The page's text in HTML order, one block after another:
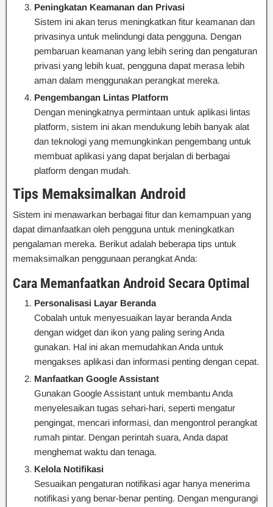
Peningkatan Keamanan dan Privasi
Sistem ini akan terus meningkatkan fitur keamanan dan
privasinya untuk melindungi data pengguna. Dengan
pembaruan keamanan yang lebih sering dan pengaturan
privasi yang lebih kuat, pengguna dapat merasa lebih
aman dalam menggunakan perangkat mereka.
Pengembangan Lintas Platform
Dengan meningkatnya permintaan untuk aplikasi lintas
platform, sistem ini akan mendukung lebih banyak alat
dan teknologi yang memungkinkan pengembang untuk
membuat aplikasi yang dapat berjalan di berbagai
platform dengan mudah.
Tips Memaksimalkan Android
Sistem ini menawarkan berbagai fitur dan kemampuan yang
dapat dimanfaatkan oleh pengguna untuk meningkatkan
pengalaman mereka. Berikut adalah beberapa tips untuk
memaksimalkan penggunaan perangkat Anda:
Cara Memanfaatkan Android Secara Optimal
Personalisasi Layar Beranda
Cobalah untuk menyesuaikan layar beranda Anda
dengan widget dan ikon yang paling sering Anda
gunakan. Hal ini akan memudahkan Anda untuk
mengakses aplikasi dan informasi penting dengan cepat.
Manfaatkan Google Assistant
Gunakan Google Assistant untuk membantu Anda
menyelesaikan tugas sehari-hari, seperti mengatur
pengingat, mencari informasi, dan mengontrol perangkat
rumah pintar. Dengan perintah suara, Anda dapat
menghemat waktu dan tenaga.
Kelola Notifikasi
Sesuaikan pengaturan notifikasi agar hanya menerima
notifikasi yang benar-benar penting. Dengan mengurangi